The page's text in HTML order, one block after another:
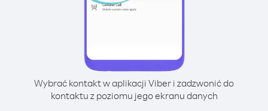
Wybrać kontakt w aplikacji Viber i zadzwonić do
kontaktu z poziomu jego ekranu danych